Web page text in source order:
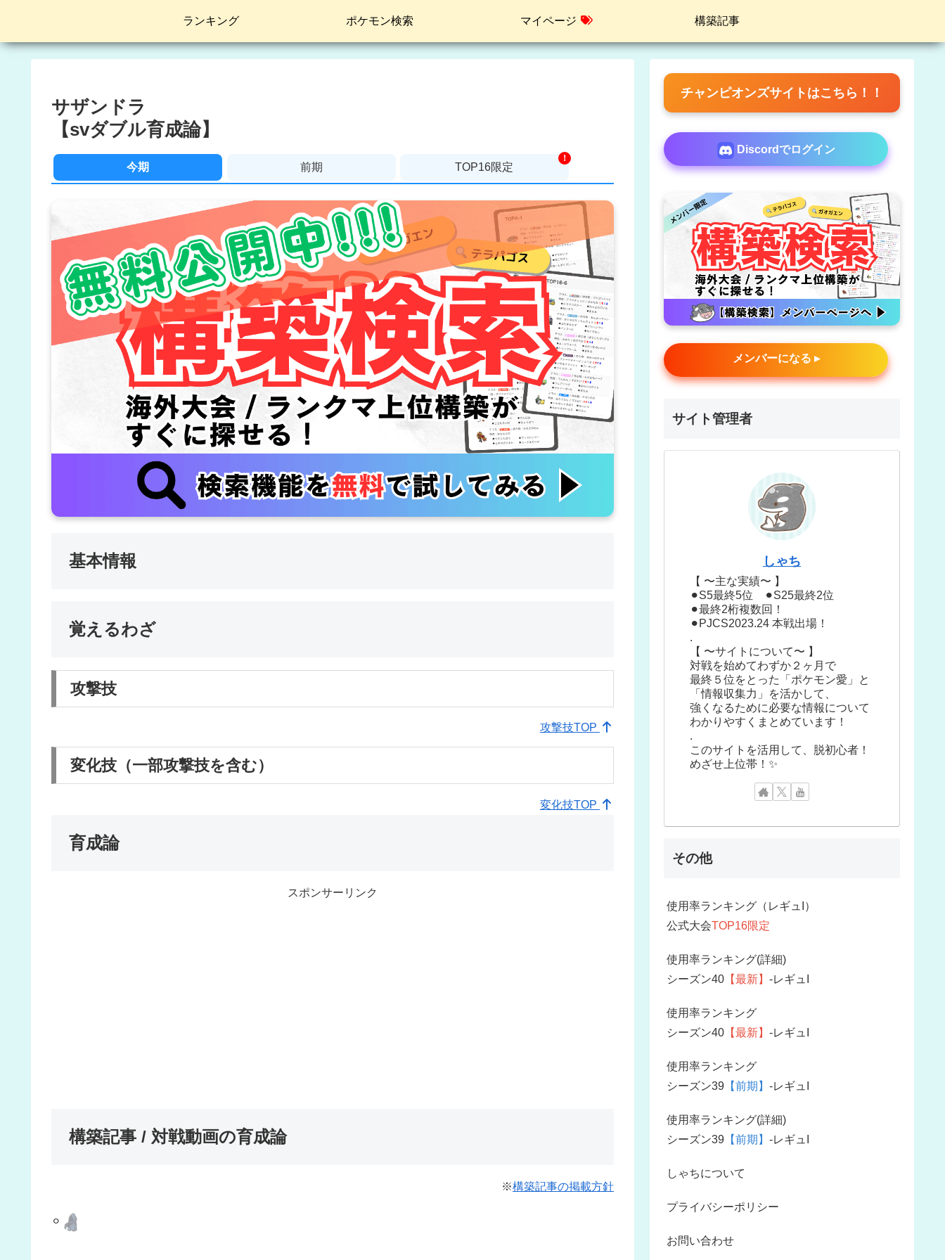
ランキング ポケモン検索 マイページ 構築記事
サザンドラ
【svダブル育成論】
今期 前期 TOP16限定
！
基本情報
覚えるわざ
攻撃技
攻撃技TOP
変化技（一部攻撃技を含む）
変化技TOP
育成論
スポンサーリンク
構築記事 / 対戦動画の育成論
※構築記事の掲載方針
⚪︎
チャンピオンズサイトはこちら！！
Discordでログイン
メンバーになる ▸
サイト管理者
しゃち
【 〜主な実績〜 】
⚫︎S5最終5位 ⚫︎S25最終2位
⚫︎最終2桁複数回！
⚫︎PJCS2023.24 本戦出場！
.
【 〜サイトについて〜 】
対戦を始めてわずか２ヶ月で
最終５位をとった「ポケモン愛」と
「情報収集力」を活かして、
強くなるために必要な情報について
わかりやすくまとめています！
.
このサイトを活用して、脱初心者！
めざせ上位帯！✨
その他
使用率ランキング（レギュI）
公式大会TOP16限定
使用率ランキング(詳細)
シーズン40 【最新】 -レギュI
使用率ランキング
シーズン40 【最新】 -レギュI
使用率ランキング
シーズン39 【前期】 -レギュI
使用率ランキング(詳細)
シーズン39 【前期】 -レギュI
しゃちについて
プライバシーポリシー
お問い合わせ